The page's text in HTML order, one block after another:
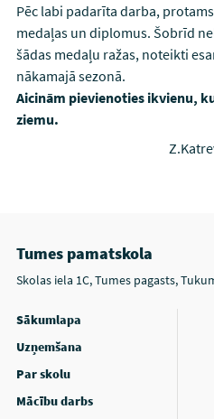
Pēc labi padarīta darba,
medaļas un diplomus. Šobrīd
šādas medaļu ražas, noteikti
nākamajā sezonā.
Aicinām pievienoties ikvienu,
ziemu.
Tumes pamatskola
Skolas iela 1C, Tumes pagasts,
Sākumlapa
Uzņemšana
Par skolu
Mācību darbs